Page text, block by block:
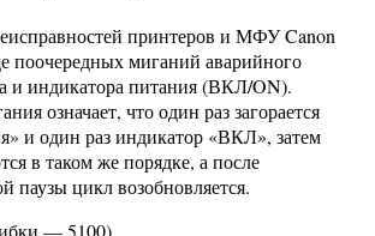
принтеров и МФУ Canon
поочередных миганий аварийного
и индикатора питания (ВКЛ/ON).
означает, что один раз загорается
и один раз индикатор «ВКЛ», затем
в таком же порядке, а после
паузы цикл возобновляется.
— 5100)